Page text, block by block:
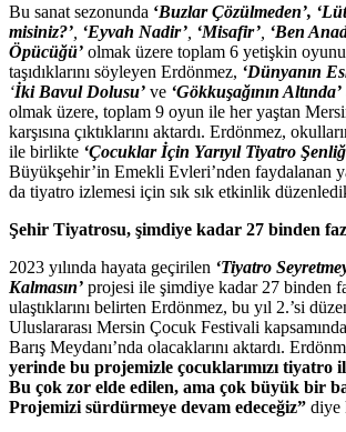
Bu sanat sezonunda ‘Buzlar Çözülmeden’,
misiniz?’ ‘Eyvah Nadir’ ‘Misafir’ ‘Ben
Öpücüğü’ olmak üzere toplam 6 yetişkin
taşıdıklarını söyleyen Erdönmez, ‘Dünyanın
‘İki Bavul Dolusu’ ve ‘Gökkuşağının Altında’
olmak üzere, toplam 9 oyun ile her yaştan
karşısına çıktıklarını aktardı. Erdönmez,
ile birlikte ‘Çocuklar İçin Yarıyıl Tiyatro
Büyükşehir’in Emekli Evleri’nden faydalanan
da tiyatro izlemesi için sık sık etkinlik
Şehir Tiyatrosu, şimdiye kadar 27 binden
2023 yılında hayata geçirilen ‘Tiyatro
Kalmasın’ projesi ile şimdiye kadar 27 binden
ulaştıklarını belirten Erdönmez, bu yıl 2.’si
Uluslararası Mersin Çocuk Festivali
Barış Meydanı’nda olacaklarını aktardı.
yerinde bu projemizle çocuklarımızı tiyatro
Bu çok zor elde edilen, ama çok büyük bir
Projemizi sürdürmeye devam edeceğiz” diye